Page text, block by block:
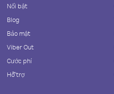
Nổi bật
Blog
Bảo mật
Viber Out
Cước phí
Hỗ trợ